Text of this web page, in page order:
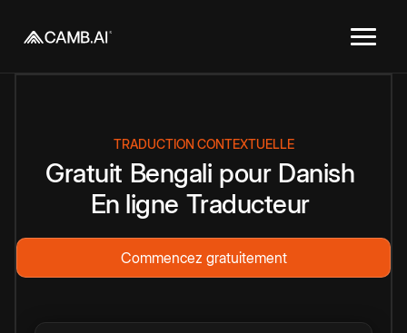
TRADUCTION CONTEXTUELLE
Gratuit Bengali pour Danish
En ligne Traducteur
Commencez gratuitement